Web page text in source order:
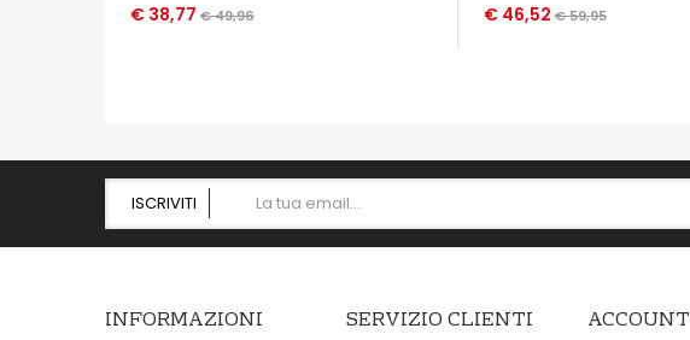
€ 38,77 € 49,96
€ 46,52€ 59,95
ISCRIVITI
INFORMAZIONI SERVIZIO CLIENTI ACCOUNT